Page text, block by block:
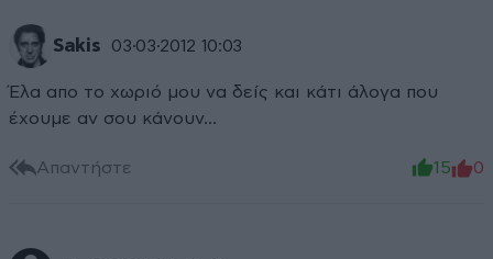
Sakis 03·03·2012 10:03
Έλα απο το χωριό μου να δείς και κάτι άλογα που
έχουμε αν σου κάνουν...
Απαντήστε 15 0